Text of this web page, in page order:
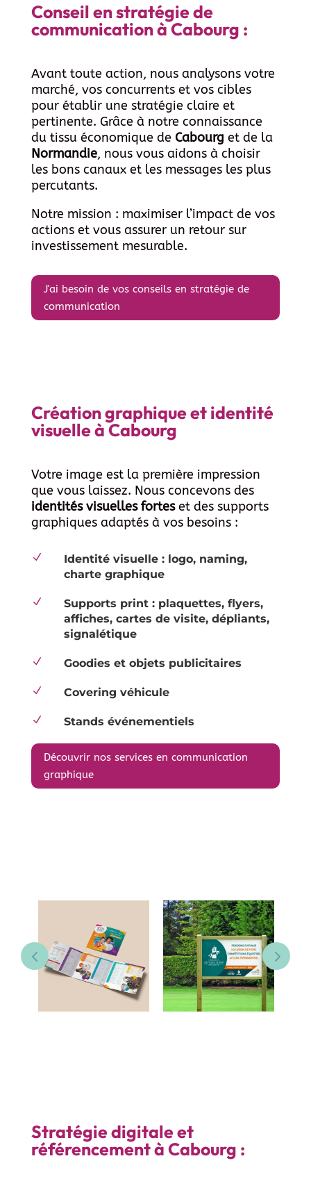
Conseil en stratégie de
communication à Cabourg :
Avant toute action, nous analysons votre
marché, vos concurrents et vos cibles
pour établir une stratégie claire et
pertinente. Grâce à notre connaissance
du tissu économique de Cabourg et de la
Normandie, nous vous aidons à choisir
les bons canaux et les messages les plus
percutants.
Notre mission : maximiser l’impact de vos
actions et vous assurer un retour sur
investissement mesurable.
J'ai besoin de vos conseils en stratégie de
communication
Création graphique et identité
visuelle à Cabourg
Votre image est la première impression
que vous laissez. Nous concevons des
identités visuelles forteset des supports
graphiques adaptés à vos besoins :
N
Identité visuelle : logo, naming,
charte graphique
N
Supports print : plaquettes, flyers,
affiches, cartes de visite, dépliants,
signalétique
N Goodies et objets publicitaires
N Covering véhicule
N Stands événementiels
Découvrir nos services en communication
graphique
Stratégie digitale et
référencement à Cabourg :